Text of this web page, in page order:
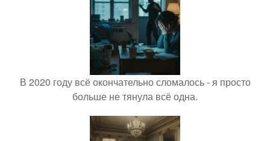
В 2020 году всё окончательно сломалось - я просто
больше не тянула всё одна.